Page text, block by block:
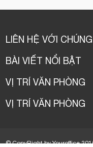
LIÊN HỆ VỚI
BÀI VIẾT NỔI BẬT
VỊ TRÍ VĂN PHÒNG
VỊ TRÍ VĂN PHÒNG
© CopyRight by Youroffice